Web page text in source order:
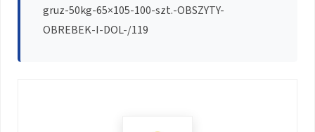
gruz-50kg-65×105-100-szt.-OBSZYTY-
OBREBEK-I-DOL-/119